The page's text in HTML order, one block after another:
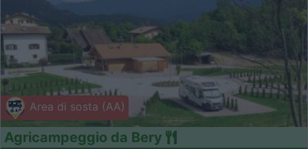
Area di sosta (AA)
Agricampeggio da Bery